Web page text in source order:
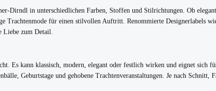
Dirndl in unterschiedlichen Farben, Stoffen und Stilrichtungen. Ob
Trachtenmode für einen stilvollen Auftritt. Renommierte Designerlabels
Liebe zum Detail.
Es kann klassisch, modern, elegant oder festlich wirken und eignet sich
Geburtstage und gehobene Trachtenveranstaltungen. Je nach